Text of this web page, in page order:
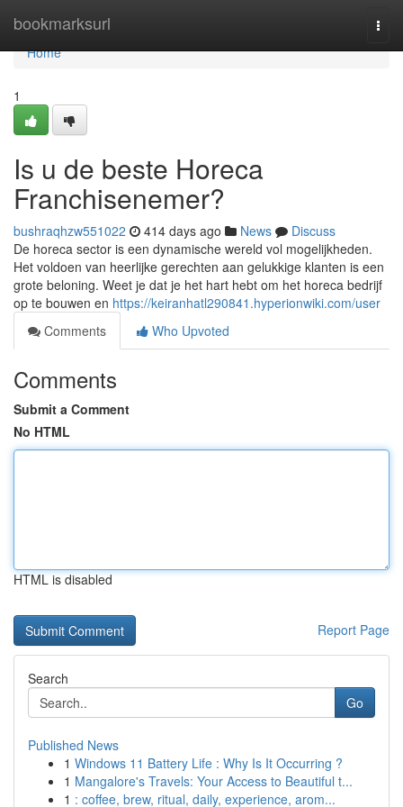
bookmarksurl
Home
Home
1
Is u de beste Horeca
Franchisenemer?
bushraqhzw551022 414 days ago News
Discuss
De horeca sector is een dynamische wereld vol mogelijkheden.
Het voldoen van heerlijke gerechten aan gelukkige klanten is een
grote beloning. Weet je dat je het hart hebt om het horeca bedrijf
op te bouwen en https://keiranhatl290841.hyperionwiki.com/user
Comments
Who Upvoted
Comments
Submit a Comment
No HTML
HTML is disabled
Report Page
Search
Go
Published News
1 Windows 11 Battery Life : Why Is It Occurring ?
1 Mangalore's Travels: Your Access to Beautiful t...
1 : coffee, brew, ritual, daily, experience, arom...